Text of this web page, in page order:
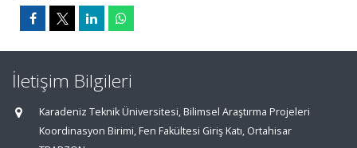
İletişim Bilgileri
Karadeniz Teknik Üniversitesi, Bilimsel Araştırma Projeleri
Koordinasyon Birimi, Fen Fakültesi Giriş Katı, Ortahisar